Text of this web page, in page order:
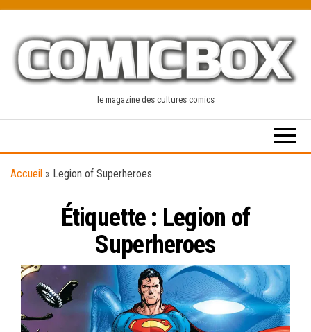
content
le magazine des cultures comics
Accueil » Legion of Superheroes
Étiquette : Legion of
Superheroes